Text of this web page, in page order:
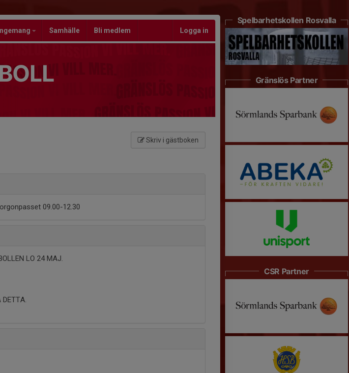
Samhälle Bli medlem Logga in
Skriv i gästboken
09.00-12.30
LO 24 MAJ.
Spelbarhetskollen Rosvalla
Gränslös Partner
CSR Partner